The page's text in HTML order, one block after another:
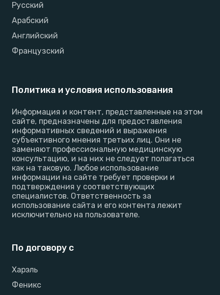
Русский
Арабский
Английский
Французский
Политика и условия использования
Информация и контент, представленные на этом
сайте, предназначены для предоставления
информативных сведений и выражения
субъективного мнения третьих лиц. Они не
заменяют профессиональную медицинскую
консультацию, и на них не следует полагаться
как на таковую. Любое использование
информации на сайте требует проверки и
подтверждения у соответствующих
специалистов. Ответственность за
использование сайта и его контента лежит
исключительно на пользователе.
По договору с
Харэль
Феникс